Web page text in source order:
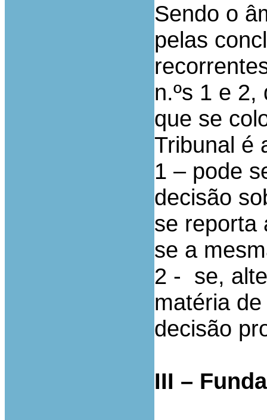
Sendo o
pelas
n.ºs 1 e 2,
que se
Tribunal é
1 – pode
decisão
se reporta
se a
2 - se,
matéria
decisão
III –